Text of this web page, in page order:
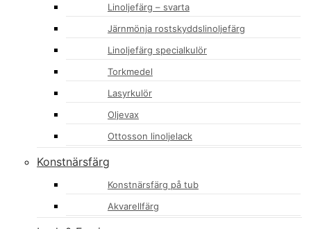
Linoljefärg – svarta
Järnmönja rostskyddslinoljefärg
Linoljefärg specialkulör
Torkmedel
Lasyrkulör
Oljevax
Ottosson linoljelack
Konstnärsfärg
Konstnärsfärg på tub
Akvarellfärg